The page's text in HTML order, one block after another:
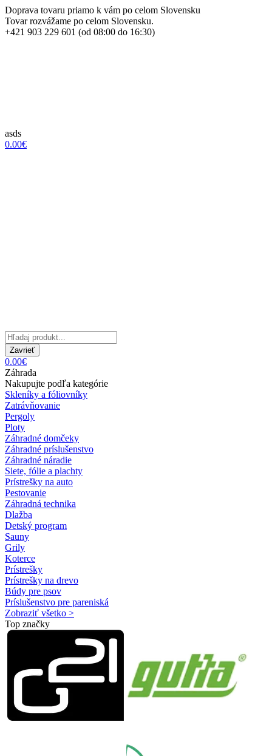
Doprava tovaru priamo k vám po celom Slovensku
Tovar rozvážame po celom Slovensku.
+421 903 229 601 (od 08:00 do 16:30)
asds
0.00€
Zavrieť
0.00€
Záhrada
Nakupujte podľa kategórie
Skleníky a fóliovníky
Zatrávňovanie
Pergoly
Ploty
Záhradné domčeky
Záhradné príslušenstvo
Záhradné náradie
Siete, fólie a plachty
Prístrešky na auto
Pestovanie
Záhradná technika
Dlažba
Detský program
Sauny
Grily
Koterce
Prístrešky
Prístrešky na drevo
Búdy pre psov
Príslušenstvo pre pareniská
Zobraziť všetko >
Top značky